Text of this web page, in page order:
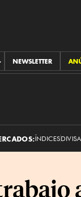
NEWSLETTER
ÍNDICES